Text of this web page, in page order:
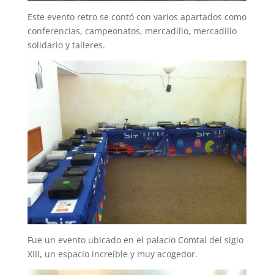
Este evento retro se contó con varios apartados como
conferencias, campeonatos, mercadillo, mercadillo
solidario y talleres.
Fue un evento ubicado en el palacio Comtal del siglo
XIII, un espacio increíble y muy acogedor.